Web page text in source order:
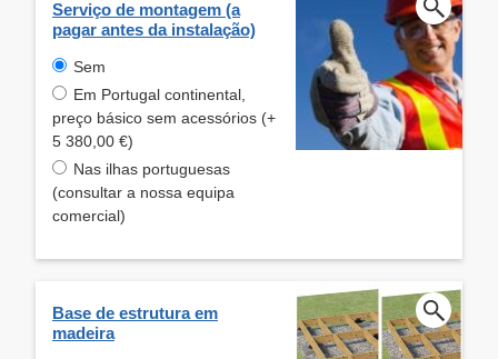
Serviço de montagem (a
pagar antes da instalação)
Sem
Em Portugal continental,
preço básico sem acessórios (+
5 380,00 €)
Nas ilhas portuguesas
(consultar a nossa equipa
comercial)
Base de estrutura em
madeira